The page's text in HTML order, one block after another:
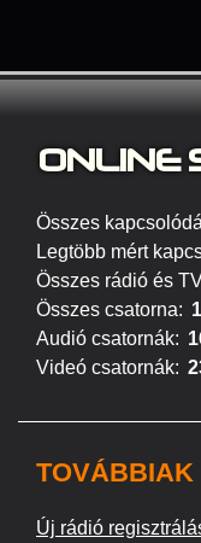
ONLINE
Összes
Legtöbb mért
Összes rádió és
Összes csatorna:
Audió csatornák:
Videó csatornák:
TOVÁBBIAK
Új rádió